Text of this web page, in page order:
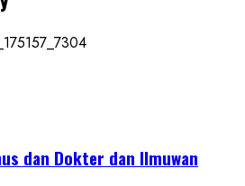
dan Dokter dan Ilmuwan